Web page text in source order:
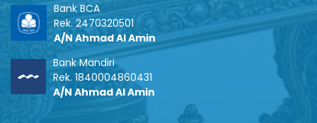
Bank BCA
Rek. 2470320501
A/N Ahmad Al Amin
Bank Mandiri
Rek. 1840004860431
A/N Ahmad Al Amin